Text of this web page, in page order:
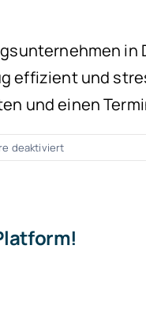
effizient und
und einen
deaktiviertfür